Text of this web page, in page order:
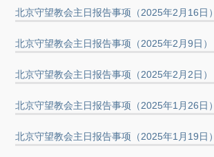
北京守望教会主日报告事项（2025年2月16日）
北京守望教会主日报告事项（2025年2月9日）
北京守望教会主日报告事项（2025年2月2日）
北京守望教会主日报告事项（2025年1月26日）
北京守望教会主日报告事项（2025年1月19日）